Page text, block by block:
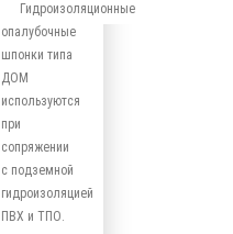
Гидроизоляционные
опалубочные
шпонки типа
ДОМ
используются
при
сопряжении
с подземной
гидроизоляцией
ПВХ и ТПО.